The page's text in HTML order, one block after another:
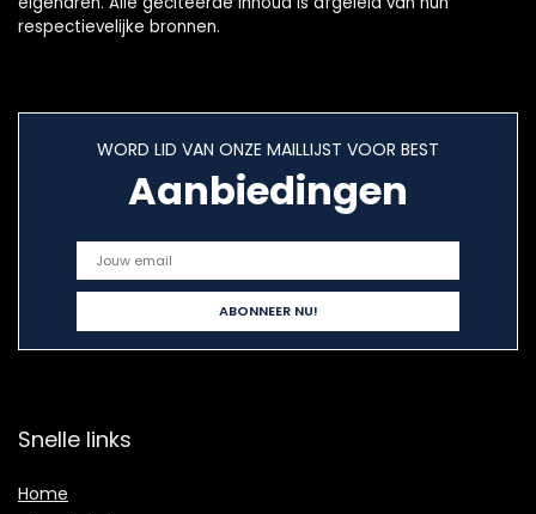
respectievelijke bronnen.
WORD LID VAN ONZE MAILLIJST VOOR BEST
Aanbiedingen
Snelle links
Home